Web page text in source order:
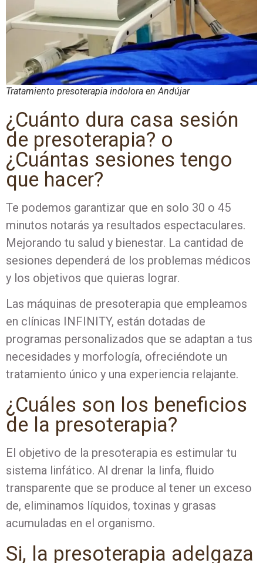
Tratamiento presoterapia indolora en Andújar
¿Cuánto dura casa sesión
de presoterapia? o
¿Cuántas sesiones tengo
que hacer?
Te podemos garantizar que en solo 30 o 45
minutos notarás ya resultados espectaculares.
Mejorando tu salud y bienestar. La cantidad de
sesiones dependerá de los problemas médicos
y los objetivos que quieras lograr.
Las máquinas de presoterapia que empleamos
en clínicas INFINITY, están dotadas de
programas personalizados que se adaptan a tus
necesidades y morfología, ofreciéndote un
tratamiento único y una experiencia relajante.
¿Cuáles son los beneficios
de la presoterapia?
El objetivo de la presoterapia es estimular tu
sistema linfático. Al drenar la linfa, fluido
transparente que se produce al tener un exceso
de, eliminamos líquidos, toxinas y grasas
acumuladas en el organismo.
Si, la presoterapia adelgaza